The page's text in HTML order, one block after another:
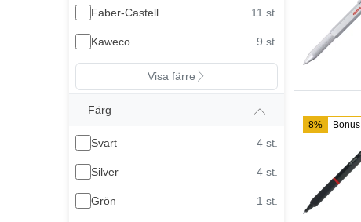
Faber-Castell 11 st.
Kaweco 9 st.
Visa färre
Färg
Svart 4 st.
Silver 4 st.
Grön 1 st.
8% Bonus